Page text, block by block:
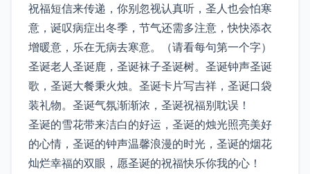
祝福短信来传递，你别忽视认真听，圣人也会怕寒
意，诞叹病症出冬季，节气还需多注意，快快添衣
增暖意，乐在无病去寒意。（请看每句第一个字）
圣诞老人圣诞鹿，圣诞袜子圣诞树。圣诞钟声圣诞
歌，圣诞大餐秉火烛。圣诞卡片写吉祥，圣诞口袋
装礼物。圣诞气氛渐渐浓，圣诞祝福别耽误！
圣诞的雪花带来洁白的好运，圣诞的烛光照亮美好
的心情，圣诞的钟声温馨浪漫的时光，圣诞的烟花
灿烂幸福的双眼，愿圣诞的祝福快乐你我的心！